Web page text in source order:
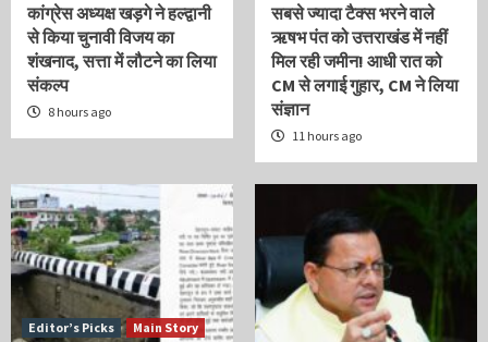
कांग्रेस अध्यक्ष खड़गे ने हल्द्वानी
से किया चुनावी विजय का
शंखनाद, सत्ता में लौटने का लिया
संकल्प
8 hours ago
सबसे ज्यादा टैक्स भरने वाले
ऋषभ पंत को उत्तराखंड में नहीं
मिल रही जमीन! आधी रात को
CM से लगाई गुहार, CM ने लिया
संज्ञान
11 hours ago
Editor’s Picks
Main Story